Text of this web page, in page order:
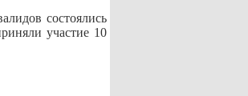
состоялись
участие 10